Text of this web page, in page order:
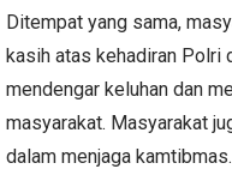
Ditempat yang sama,
kasih atas kehadiran Polri
mendengar keluhan dan
masyarakat. Masyarakat
dalam menjaga kamtibmas.